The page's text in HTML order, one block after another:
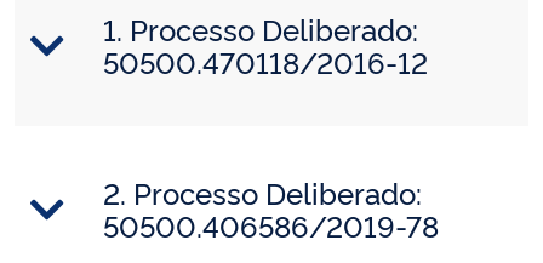
1. Processo Deliberado:
50500.470118/2016-12
2. Processo Deliberado:
50500.406586/2019-78